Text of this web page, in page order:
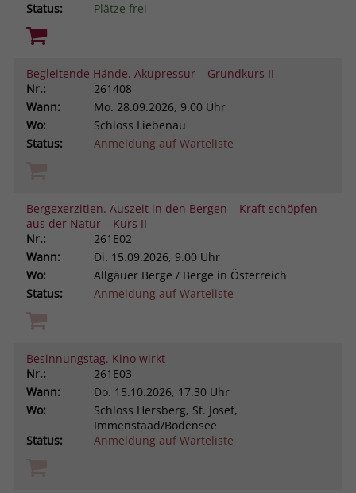
Status:
Plätze frei
Begleitende Hände. Akupressur – Grundkurs II
Nr.:
261408
Wann:
Mo. 28.09.2026, 9.00 Uhr
Wo:
Schloss Liebenau
Status:
Anmeldung auf Warteliste
Bergexerzitien. Auszeit in den Bergen – Kraft schöpfen
aus der Natur – Kurs II
Nr.:
261E02
Wann:
Di. 15.09.2026, 9.00 Uhr
Wo:
Allgäuer Berge / Berge in Österreich
Status:
Anmeldung auf Warteliste
Besinnungstag. Kino wirkt
Nr.:
261E03
Wann:
Do. 15.10.2026, 17.30 Uhr
Wo:
Schloss Hersberg, St. Josef,
Immenstaad/Bodensee
Status:
Anmeldung auf Warteliste